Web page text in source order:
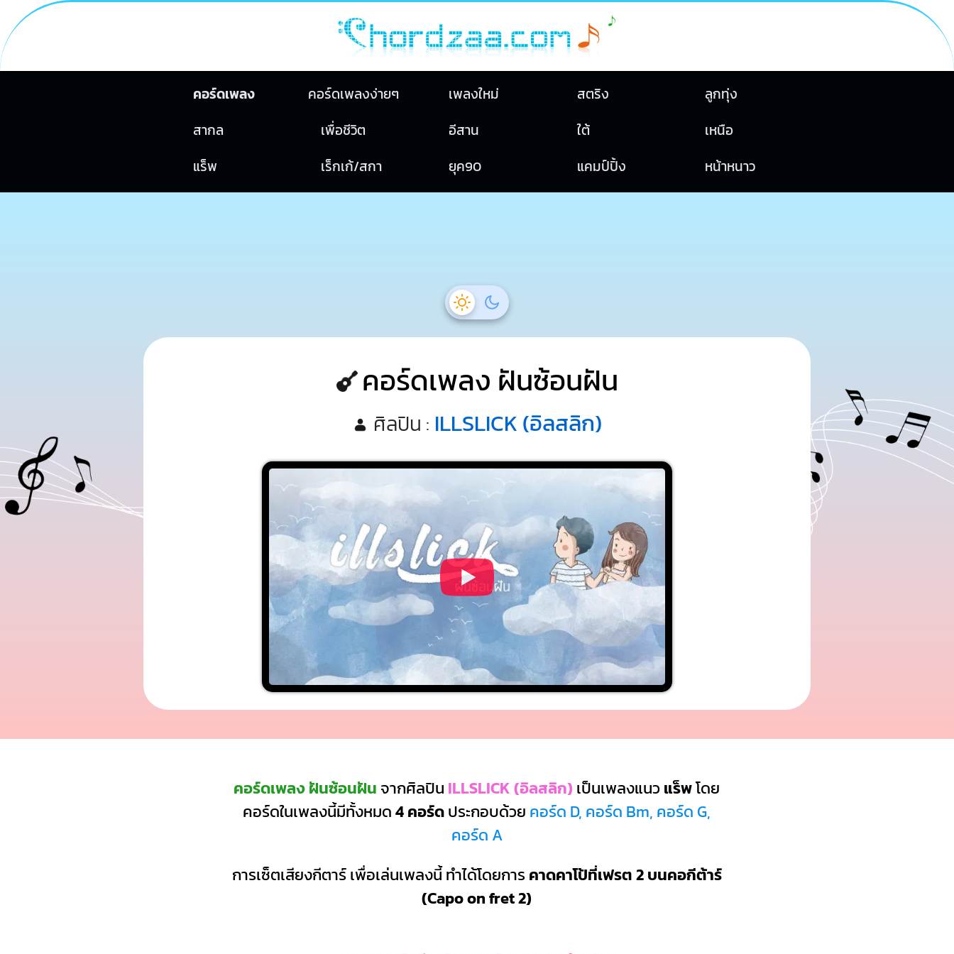
คอร์ดเพลง คอร์ดเพลงง่ายๆ เพลงใหม่ สตริง
ลูกทุ่ง
สากล
เพื่อชีวิต อีสาน ใต้
เหนือ
แร็พ
เร็กเก้/สกา ยุค90 แคมป์ปิ้ง หน้าหนาว
คอร์ดเพลง ฝันซ้อนฝัน
ศิลปิน : ILLSLICK (อิลสลิก)
คอร์ดเพลง ฝันซ้อนฝัน จากศิลปิน ILLSLICK (อิลสลิก) เป็นเพลงแนว แร็พโดย
คอร์ดในเพลงนี้มีทั้งหมด4 คอร์ดประกอบด้วย คอร์ด D, คอร์ด Bm, คอร์ด G,
คอร์ด A
การเซ็ตเสียงกีตาร์ เพื่อเล่นเพลงนี้ ทำได้โดยการ คาดคาโป้ที่เฟรต 2 บนคอกีต้าร์
(Capo on fret 2)